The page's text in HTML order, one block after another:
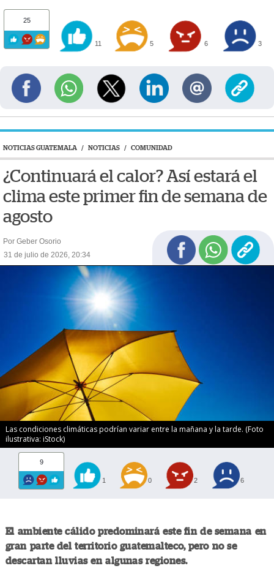
25
11 5 6 3
NOTICIAS GUATEMALA / NOTICIAS / COMUNIDAD
¿Continuará el calor? Así estará el
clima este primer fin de semana de
agosto
Por Geber Osorio
31 de julio de 2026, 20:34
Las condiciones climáticas podrían variar entre la mañana y la tarde. (Foto
ilustrativa: iStock)
9
1 0 2 6
El ambiente cálido predominará este fin de semana en
gran parte del territorio guatemalteco, pero no se
descartan lluvias en algunas regiones.